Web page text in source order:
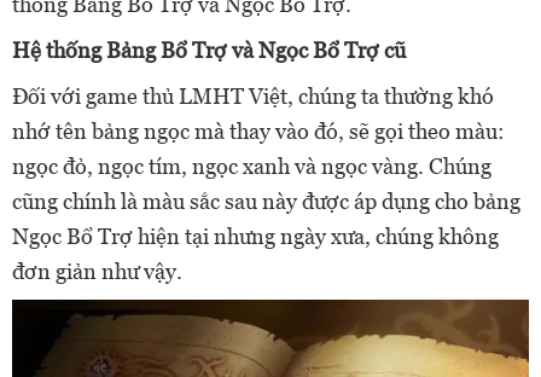
Hệ thống Bảng Bổ Trợ và Ngọc Bổ Trợ cũ
Đối với game thủ LMHT Việt, chúng ta thường khó
nhớ tên bảng ngọc mà thay vào đó, sẽ gọi theo màu:
ngọc đỏ, ngọc tím, ngọc xanh và ngọc vàng. Chúng
cũng chính là màu sắc sau này được áp dụng cho bảng
Ngọc Bổ Trợ hiện tại nhưng ngày xưa, chúng không
đơn giản như vậy.